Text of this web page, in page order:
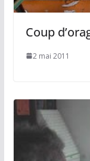
Coup
2 mai 2011